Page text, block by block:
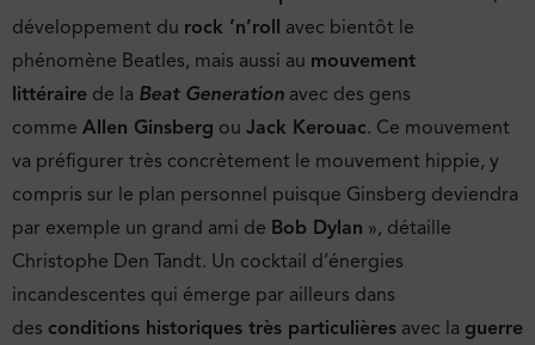
développement du rock ’n’roll avec bientôt le
phénomène Beatles, mais aussi au mouvement
littéraire de la Beat Generation avec des gens
comme Allen Ginsberg ou Jack Kerouac. Ce mouvement
va préfigurer très concrètement le mouvement hippie, y
compris sur le plan personnel puisque Ginsberg deviendra
par exemple un grand ami de Bob Dylan », détaille
Christophe Den Tandt. Un cocktail d’énergies
incandescentes qui émerge par ailleurs dans
des conditions historiques très particulières avec la guerre